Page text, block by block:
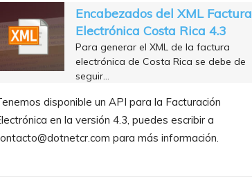
Encabezados del XML Factura
Electrónica Costa Rica 4.3
Para generar el XML de la factura
electrónica de Costa Rica se debe de
seguir…
disponible un API para la Facturación
en la versión 4.3, puedes escribir a
para más información.